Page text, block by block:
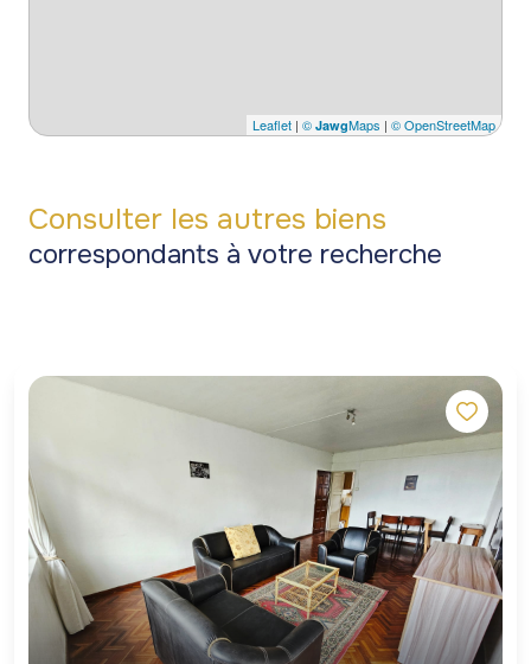
Leaflet | © JawgMaps | © OpenStreetMap
Consulter les autres biens
correspondants à votre recherche